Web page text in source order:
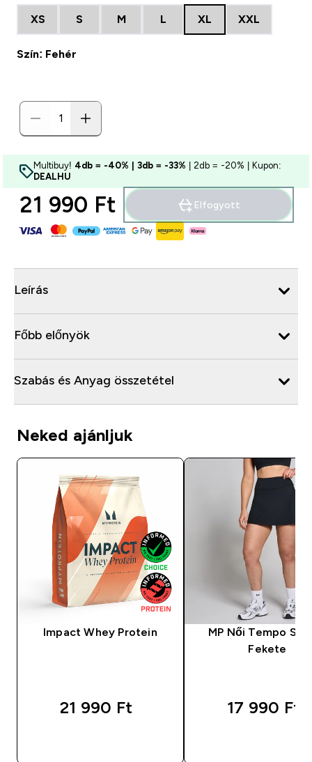
XS S M L XL XXL
Szín: Fehér
Multibuy! 4db = -40% | 3db = -33% | 2db = -20% | Kupon:
DEALHU
21 990 Ft‎ Elfogyott
Leírás
Főbb előnyök
Szabás és Anyag összetétel
Neked ajánljuk
Impact Whey Protein
21 990 Ft‎
MP Női Tempo
Fekete
17 990 Ft‎